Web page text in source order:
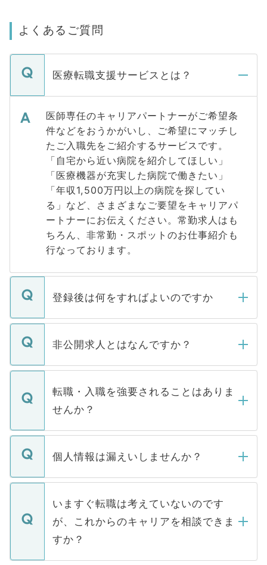
よくあるご質問
医療転職支援サービスとは？
医師専任のキャリアパートナーがご希望条
件などをおうかがいし、ご希望にマッチし
たご入職先をご紹介するサービスです。
「自宅から近い病院を紹介してほしい」
「医療機器が充実した病院で働きたい」
「年収1,500万円以上の病院を探してい
る」など、さまざまなご要望をキャリアパ
ートナーにお伝えください。常勤求人はも
ちろん、非常勤・スポットのお仕事紹介も
行なっております。
登録後は何をすればよいのですか
ご登録いただきましたら、弊社担当者がご
登録内容を確認し、その後メールもしくは
ます。通常、5営業日以内にはご連絡をせて
いただきますので、しばらくお待ちくださ
非公開求人とはなんですか？
マイナビDOCTORで取り扱っている求人の
うち約3割は、Webサイトからご覧いただ
けない「非公開求人」です。非公開求人は
下記の理由によって、一般には公開してい
ません。
■応募殺到を避けるため 人気のある医療機
関を公にしてしまうと、応募が殺到する場
に、医療機関が求める条件に合った人材の
みを人材紹介会社に依頼するケースが増え
ています。
転職・入職を強要されることはありま
せんか？
転職・入職を強要することは一切ありませ
ん。また、仮に応募先から内定をいただい
定を承諾する必要はありません。内定先へ
の辞退の連絡はキャリアパートナーが行い
個人情報は漏えいしませんか？
個人情報が漏えいすることはありませんの
で、ご安心ください。当サイトからの登録
などで収集したご登録者様の個人情報は、
ご本人のキャリアアップおよび転職活動の
支援を目的に使用いたします。お預かりし
ているすべての個人データはご本人の許可
いますぐ転職は考えていないのです
が、これからのキャリアを相談できま
すか？